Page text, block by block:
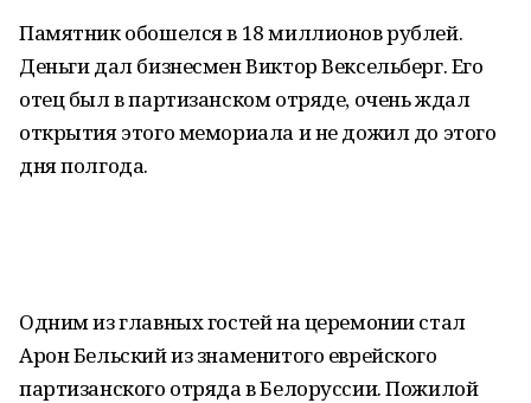
Памятник обошелся в 18 миллионов рублей.
Деньги дал бизнесмен Виктор Вексельберг. Его
отец был в партизанском отряде, очень ждал
открытия этого мемориала и не дожил до этого
дня полгода.
Одним из главных гостей на церемонии стал
Арон Бельский из знаменитого еврейского
партизанского отряда в Белоруссии. Пожилой